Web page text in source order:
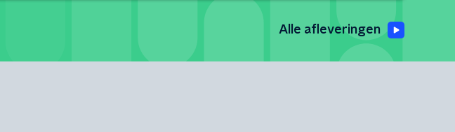
Alle afleveringen